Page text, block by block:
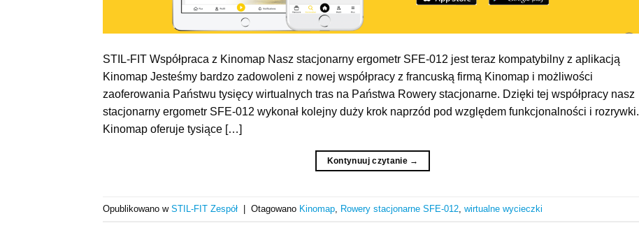
STIL-FIT Współpraca z Kinomap Nasz stacjonarny ergometr SFE-012 jest teraz kompatybilny z aplikacją
Kinomap Jesteśmy bardzo zadowoleni z nowej współpracy z francuską firmą Kinomap i możliwości
zaoferowania Państwu tysięcy wirtualnych tras na Państwa Rowery stacjonarne. Dzięki tej współpracy nasz
stacjonarny ergometr SFE-012 wykonał kolejny duży krok naprzód pod względem funkcjonalności i rozrywki.
Kinomap oferuje tysiące […]
Kontynuuj czytanie →
Opublikowano w STIL-FIT Zespół | Otagowano Kinomap Rowery stacjonarne SFE-012 wirtualne wycieczki